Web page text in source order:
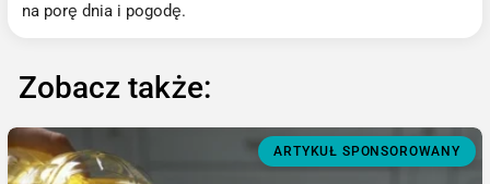
na porę dnia i pogodę.
Zobacz także:
ARTYKUŁ SPONSOROWANY